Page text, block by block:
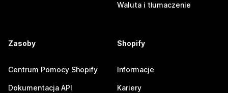
Waluta i tłumaczenie
Zasoby
Centrum Pomocy Shopify
Dokumentacja API
Shopify
Informacje
Kariery